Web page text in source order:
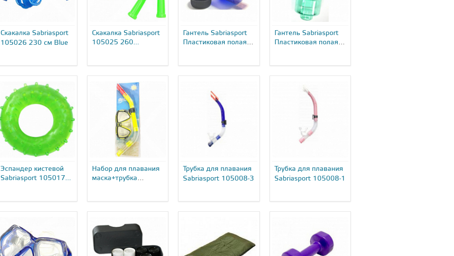
Скакалка Sabriasport
105026 230 см Blue
Скакалка Sabriasport
105025 260...
Гантель Sabriasport
Пластиковая полая с
Гантель Sabriasport
Пластиковая полая с
Эспандер кистевой
Sabriasport 105017...
Набор для плавания
маска+трубка
Трубка для плавания
Sabriasport 105008-3
Трубка для плавания
Sabriasport 105008-1